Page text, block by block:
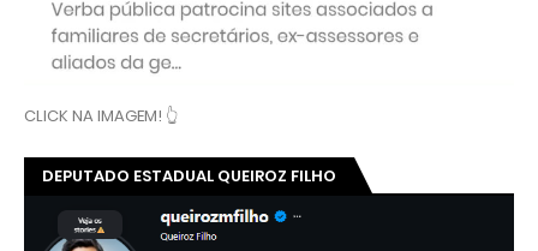
CLICK NA IMAGEM! 👆
DEPUTADO ESTADUAL QUEIROZ FILHO